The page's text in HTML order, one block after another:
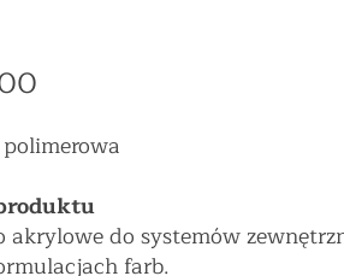
akrylowe do systemów
farb.